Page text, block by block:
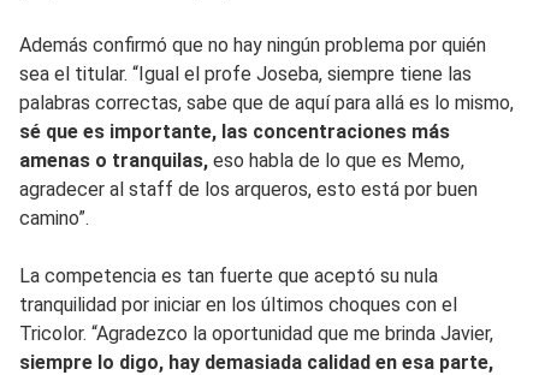
Además confirmó que no hay ningún problema por quién
sea el titular. “Igual el profe Joseba, siempre tiene las
palabras correctas, sabe que de aquí para allá es lo mismo,
sé que es importante, las concentraciones más
amenas o tranquilas, eso habla de lo que es Memo,
agradecer al staff de los arqueros, esto está por buen
camino”.
La competencia es tan fuerte que aceptó su nula
tranquilidad por iniciar en los últimos choques con el
Tricolor. “Agradezco la oportunidad que me brinda Javier,
siempre lo digo, hay demasiada calidad en esa parte,